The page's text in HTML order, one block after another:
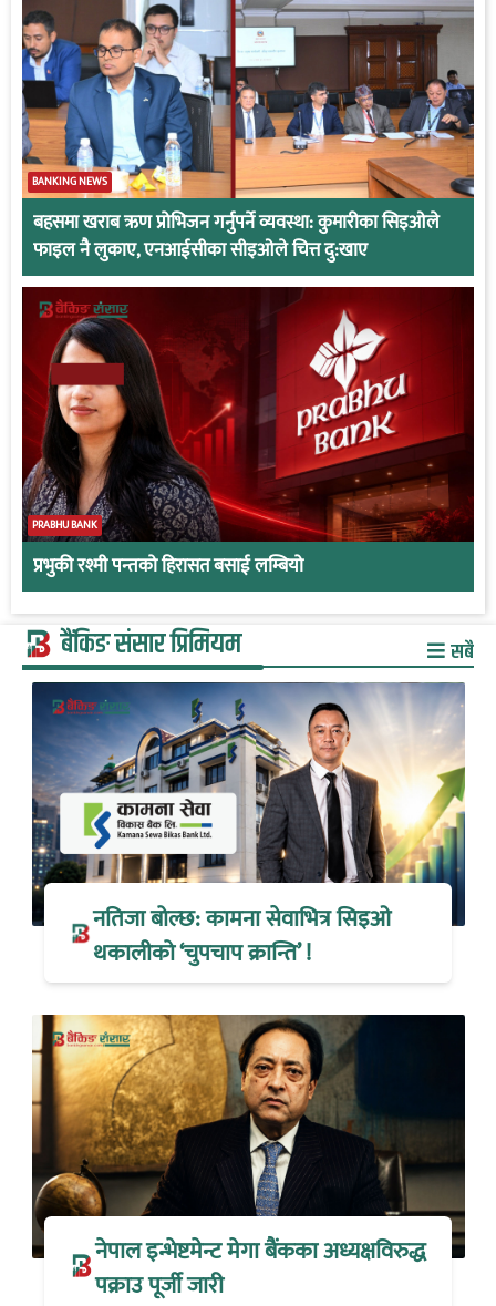
BANKING NEWS
बहसमा खराब ऋण प्रोभिजन गर्नुपर्ने व्यवस्था: कुमारीका सिइओले
फाइल नै लुकाए, एनआईसीका सीइओले चित्त दु:खाए
PRABHU BANK
प्रभुकी रश्मी पन्तको हिरासत बसाई लम्बियो
बैंकिङ संसार प्रिमियम सबै
नतिजा बोल्छ: कामना सेवाभित्र सिइओ
थकालीको ‘चुपचाप क्रान्ति’ !
नेपाल इन्भेष्टमेन्ट मेगा बैंकका अध्यक्षविरुद्ध
पक्राउ पूर्जी जारी